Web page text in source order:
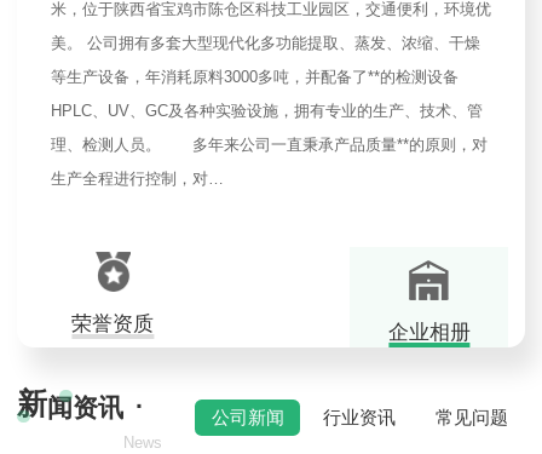
米，位于陕西省宝鸡市陈仓区科技工业园区，交通便利，环境优
美。 公司拥有多套大型现代化多功能提取、蒸发、浓缩、干燥
等生产设备，年消耗原料3000多吨，并配备了**的检测设备
HPLC、UV、GC及各种实验设施，拥有专业的生产、技术、管
理、检测人员。 多年来公司一直秉承产品质量**的原则，对
生产全程进行控制，对…
荣誉资质 企业相册
新闻资讯 ·
News
公司新闻 行业资讯 常见问题